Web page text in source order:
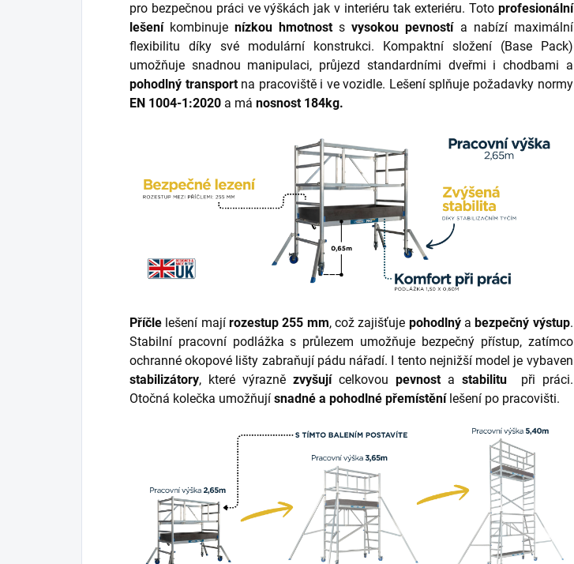
pro bezpečnou práci ve výškách jak v interiéru tak exteriéru. Toto profesionální
lešeníkombinujenízkou hmotnostsvysokou pevnostía nabízí maximální
flexibilitu díky své modulární konstrukci. Kompaktní složení (Base Pack)
umožňuje snadnou manipulaci, průjezd standardními dveřmi i chodbami a
pohodlný transportna pracoviště i ve vozidle. Lešení splňuje požadavky normy
EN 1004-1 :2020 a má nosnost 184kg.
Příčle lešení mají rozestup 255 mm, což zajišťuje pohodlnýabezpečný výstup.
Stabilní pracovní podlážka s průlezem umožňuje bezpečný přístup, zatímco
ochranné okopové lišty zabraňují pádu nářadí. I tento nejnižší model je vybaven
stabilizátory, které výrazně zvyšujícelkovou pevnosta stabilitupři práci.
Otočná kolečka umožňují snadné a pohodlné přemístěnílešení po pracovišti.